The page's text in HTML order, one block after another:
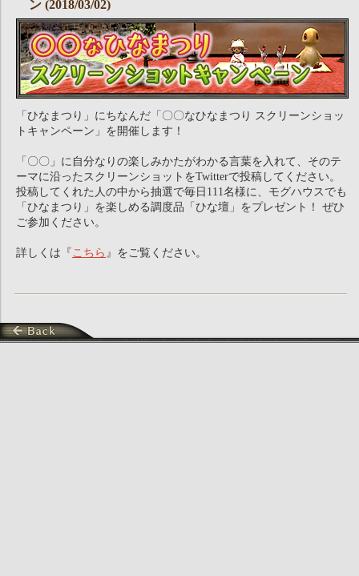
ン (2018/03/02)
「ひなまつり」にちなんだ「〇〇なひなまつり スクリーンショッ
トキャンペーン」を開催します！
「〇〇」に自分なりの楽しみかたがわかる言葉を入れて、そのテ
ーマに沿ったスクリーンショットをTwitterで投稿してください。
投稿してくれた人の中から抽選で毎日111名様に、モグハウスでも
「ひなまつり」を楽しめる調度品「ひな壇」をプレゼント！ ぜひ
ご参加ください。
詳しくは『 こちら 』をご覧ください。